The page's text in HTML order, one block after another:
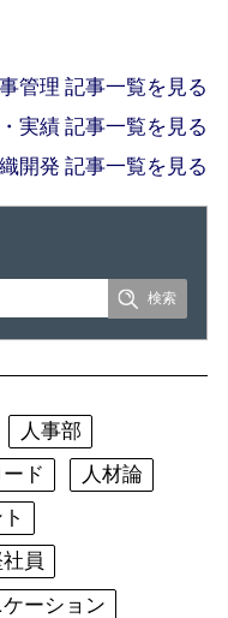
管理 記事一覧を見る
実績 記事一覧を見る
開発 記事一覧を見る
人事部
ド
人材論
員
ーション